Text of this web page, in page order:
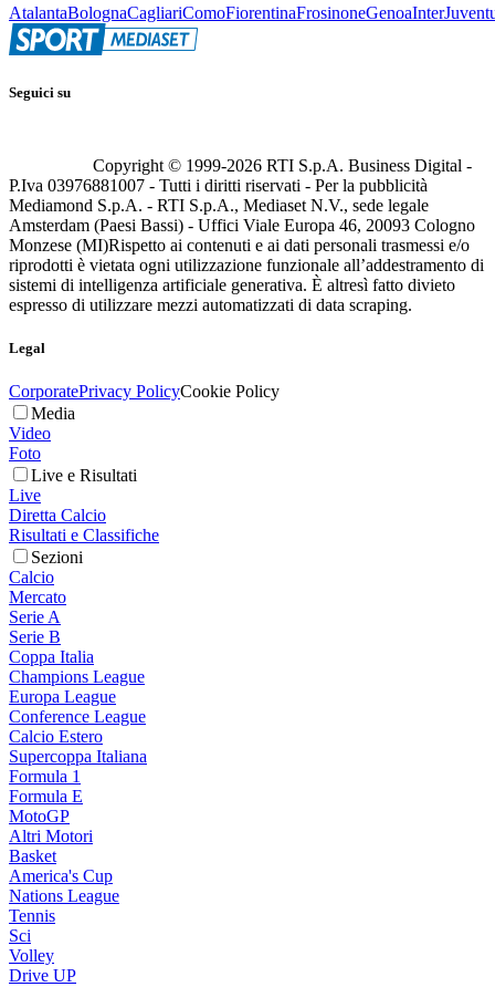
AtalantaBolognaCagliariComoFiorentinaFrosinoneGenoaInter
Seguici su
Copyright © 1999-2026 RTI S.p.A. Business Digital -
P.Iva 03976881007 - Tutti i diritti riservati - Per la pubblicità
Mediamond S.p.A. - RTI S.p.A., Mediaset N.V., sede legale
Amsterdam (Paesi Bassi) - Uffici Viale Europa 46, 20093 Cologno
Monzese (MI)Rispetto ai contenuti e ai dati personali trasmessi e/o
riprodotti è vietata ogni utilizzazione funzionale all’addestramento di
sistemi di intelligenza artificiale generativa. È altresì fatto divieto
espresso di utilizzare mezzi automatizzati di data scraping.
Legal
CorporatePrivacy PolicyCookie Policy
Media
Video
Foto
Live e Risultati
Live
Diretta Calcio
Risultati e Classifiche
Sezioni
Calcio
Mercato
Serie A
Serie B
Coppa Italia
Champions League
Europa League
Conference League
Calcio Estero
Supercoppa Italiana
Formula 1
Formula E
MotoGP
Altri Motori
Basket
America's Cup
Nations League
Tennis
Sci
Volley
Drive UP